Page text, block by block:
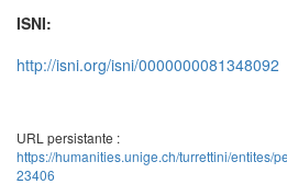
ISNI:
http://isni.org/isni/0000000081348092
URL persistante :
https://humanities.unige.ch/turrettini/entites/
23406